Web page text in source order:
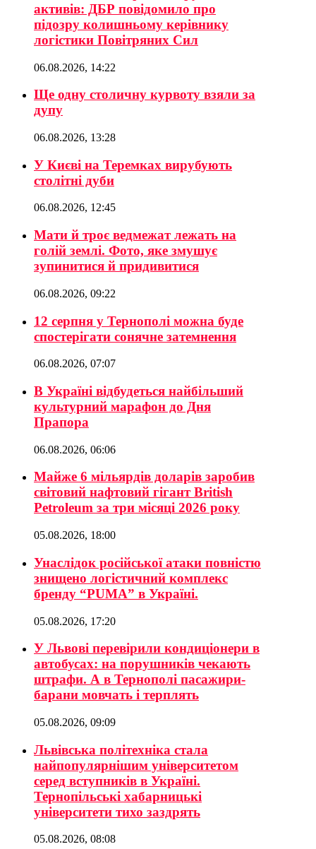
активів: ДБР повідомило про
підозру колишньому керівнику
логістики Повітряних Сил
06.08.2026, 14:22
Ще одну столичну курвоту взяли за
дупу
06.08.2026, 13:28
У Києві на Теремках вирубують
столітні дуби
06.08.2026, 12:45
Мати й троє ведмежат лежать на
голій землі. Фото, яке змушує
зупинитися й придивитися
06.08.2026, 09:22
12 серпня у Тернополі можна буде
спостерігати сонячне затемнення
06.08.2026, 07:07
В Україні відбудеться найбільший
культурний марафон до Дня
Прапора
06.08.2026, 06:06
Майже 6 мільярдів доларів заробив
світовий нафтовий гігант British
Petroleum за три місяці 2026 року
05.08.2026, 18:00
Унаслідок російської атаки повністю
знищено логістичний комплекс
бренду “PUMA” в Україні.
05.08.2026, 17:20
У Львові перевірили кондиціонери в
автобусах: на порушників чекають
штрафи. А в Тернополі пасажири-
барани мовчать і терплять
05.08.2026, 09:09
Львівська політехніка стала
найпопулярнішим університетом
серед вступників в Україні.
Тернопільські хабарницькі
університети тихо заздрять
05.08.2026, 08:08